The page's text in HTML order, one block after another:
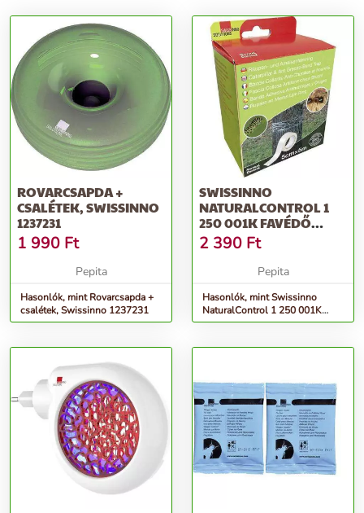
ROVARCSAPDA +
CSALÉTEK, SWISSINNO
1237231
1 990 Ft
Pepita
Hasonlók, mint Rovarcsapda +
csalétek, Swissinno 1237231
SWISSINNO
NATURALCONTROL 1
250 001K FAVÉDŐ
ROVARCSAPDA (H X SZ)
5...
2 390 Ft
Pepita
Hasonlók, mint Swissinno
NaturalControl 1 250 001K
Favédő rovarcsapda (H x Sz) 5...